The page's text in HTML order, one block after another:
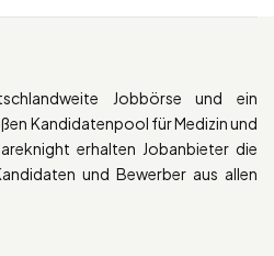
Jobbörse und ein
Kandidatenpool für Medizin und
erhalten Jobanbieter die
und Bewerber aus allen